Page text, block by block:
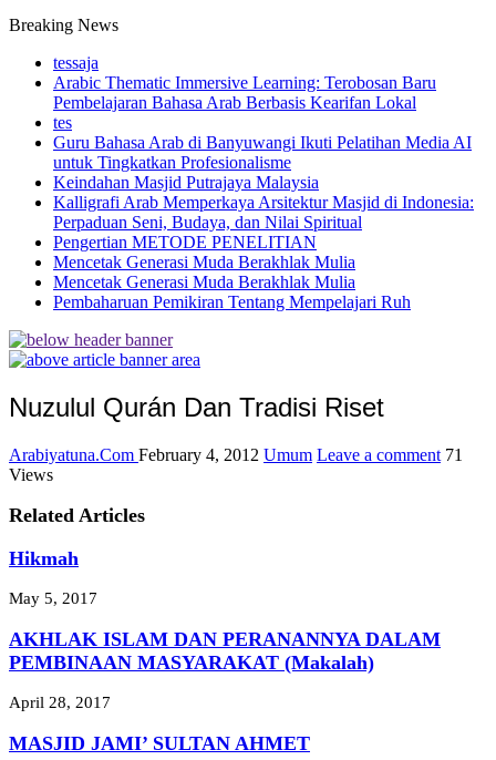
Breaking News
tessaja
Arabic Thematic Immersive Learning: Terobosan Baru
Pembelajaran Bahasa Arab Berbasis Kearifan Lokal
tes
Guru Bahasa Arab di Banyuwangi Ikuti Pelatihan Media AI
untuk Tingkatkan Profesionalisme
Keindahan Masjid Putrajaya Malaysia
Kalligrafi Arab Memperkaya Arsitektur Masjid di Indonesia:
Perpaduan Seni, Budaya, dan Nilai Spiritual
Pengertian METODE PENELITIAN
Mencetak Generasi Muda Berakhlak Mulia
Mencetak Generasi Muda Berakhlak Mulia
Pembaharuan Pemikiran Tentang Mempelajari Ruh
Nuzulul Qurán Dan Tradisi Riset
Arabiyatuna.Com February 4, 2012 Umum Leave a comment 71
Views
Related Articles
Hikmah
May 5, 2017
AKHLAK ISLAM DAN PERANANNYA DALAM
PEMBINAAN MASYARAKAT (Makalah)
April 28, 2017
MASJID JAMI’ SULTAN AHMET